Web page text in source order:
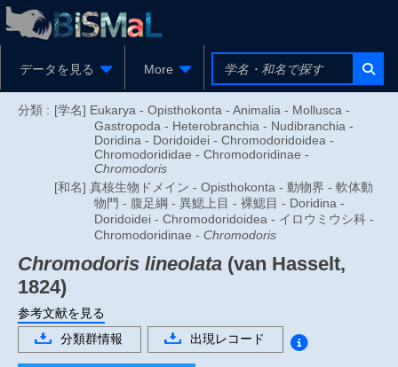
データを見る More
分類 : [学名] Eukarya - Opisthokonta - Animalia - Mollusca -
Gastropoda - Heterobranchia - Nudibranchia -
Doridina - Doridoidei - Chromodoridoidea -
Chromodorididae - Chromodoridinae -
Chromodoris
[和名] 真核生物ドメイン - Opisthokonta - 動物界 - 軟体動
物門 - 腹足綱 - 異鰓上目 - 裸鰓目 - Doridina -
Doridoidei - Chromodoridoidea - イロウミウシ科 -
Chromodoridinae - Chromodoris
Chromodoris lineolata (van Hasselt,
1824)
参考文献を見る
分類群情報
出現レコード